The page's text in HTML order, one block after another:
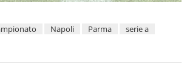
Napoli Parma
serie a